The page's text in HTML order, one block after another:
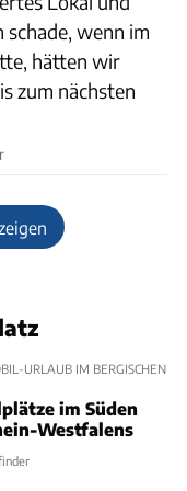
wenn im
hätten wir
zum nächsten
URLAUB IM BERGISCHEN
im Süden
Westfalens